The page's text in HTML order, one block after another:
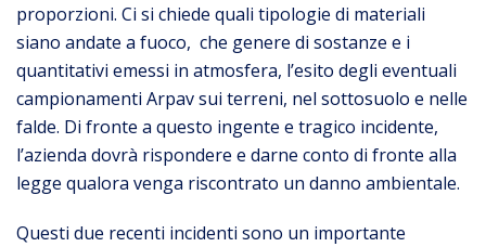
proporzioni. Ci si chiede quali tipologie di materiali
siano andate a fuoco, che genere di sostanze e i
quantitativi emessi in atmosfera, l’esito degli eventuali
campionamenti Arpav sui terreni, nel sottosuolo e nelle
falde. Di fronte a questo ingente e tragico incidente,
l’azienda dovrà rispondere e darne conto di fronte alla
legge qualora venga riscontrato un danno ambientale.
Questi due recenti incidenti sono un importante